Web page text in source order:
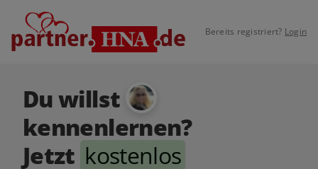
Bereits registriert? Login
Du willst
kennenlernen?
Jetzt kostenlos